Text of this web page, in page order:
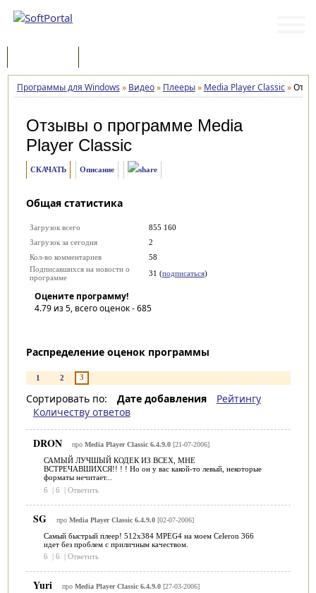
Программы для Windows » Видео» Плееры» Media Player Classic»
Отзывы о программе Media
Player Classic
СКАЧАТЬ Описание
Общая статистика
Загрузок всего
855 160
Загрузок за сегодня
2
Кол-во комментариев
58
Подписавшихся на новости о
программе
31 (подписаться)
Оцените программу!
4.79из 5, всего оценок -685
Распределение оценок программы
1 2 3
Сортировать по: Дате добавления
Рейтингу
Количеству ответов
DRON про Media Player Classic 6.4.9.0[21-07-2006]
САМЫЙ ЛУЧШЫЙ КОДЕК ИЗ ВСЕХ, МНЕ
ВСТРЕЧАВШИХСЯ!! ! ! Но он у вас какой-то левый, некоторые
форматы нечитает...
6
| 6 | Ответить
SG про Media Player Classic 6.4.9.0[02-07-2006]
Самый быстрый плеер! 512x384 MPEG4 на моем Celeron 366
идет без проблем с приличным качеством.
6
| 6 | Ответить
Yuri про Media Player Classic 6.4.9.0[27-03-2006]